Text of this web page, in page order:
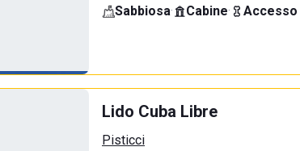
Sabbiosa· Cabine· Accesso
Lido Cuba Libre
Pisticci